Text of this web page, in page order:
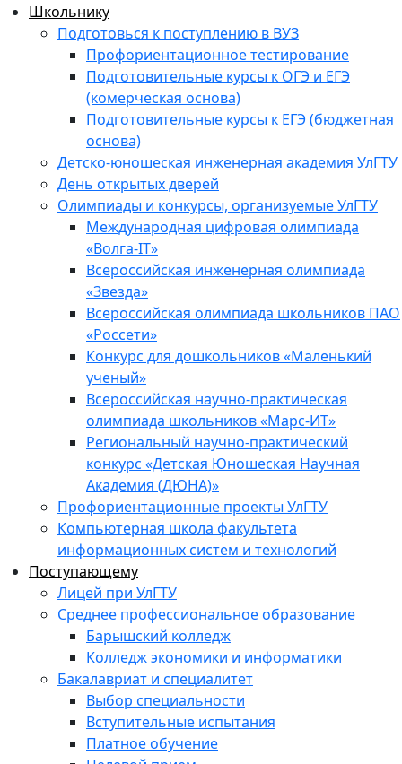
Школьнику
Подготовься к поступлению в ВУЗ
Профориентационное тестирование
Подготовительные курсы к ОГЭ и ЕГЭ
(комерческая основа)
Подготовительные курсы к ЕГЭ (бюджетная
основа)
Детско-юношеская инженерная академия УлГТУ
День открытых дверей
Олимпиады и конкурсы, организуемые УлГТУ
Международная цифровая олимпиада
«Волга-IT»
Всероссийская инженерная олимпиада
«Звезда»
Всероссийская олимпиада школьников ПАО
«Россети»
Конкурс для дошкольников «Маленький
ученый»
Всероссийская научно-практическая
олимпиада школьников «Марс-ИТ»
Региональный научно-практический
конкурс «Детская Юношеская Научная
Академия (ДЮНА)»
Профориентационные проекты УлГТУ
Компьютерная школа факультета
информационных систем и технологий
Поступающему
Лицей при УлГТУ
Среднее профессиональное образование
Барышский колледж
Колледж экономики и информатики
Бакалавриат и специалитет
Выбор специальности
Вступительные испытания
Платное обучение